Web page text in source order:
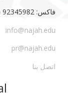
فاكس: 92345982 (0) 970‏‎+‎
info@najah.edu
pr@najah.edu
اتصل بنا